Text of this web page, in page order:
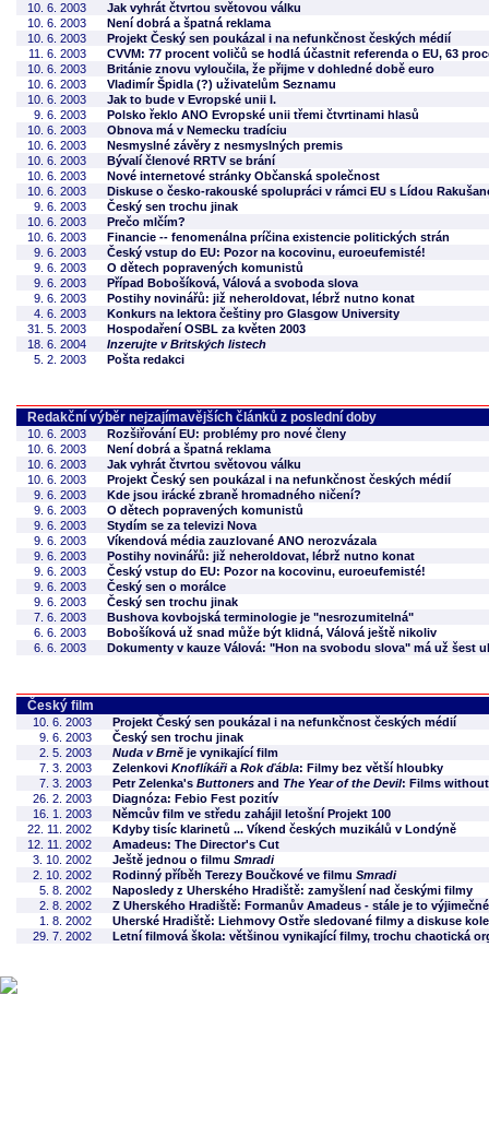
10. 6. 2003
Jak vyhrát čtvrtou světovou válku
10. 6. 2003
Není dobrá a špatná reklama
10. 6. 2003
Projekt Český sen poukázal i na nefunkčnost českých médií
11. 6. 2003
CVVM: 77 procent voličů se hodlá účastnit referenda o EU, 63
10. 6. 2003
Británie znovu vyloučila, že přijme v dohledné době euro
10. 6. 2003
Vladimír Špidla (?) uživatelům Seznamu
10. 6. 2003
Jak to bude v Evropské unii I.
9. 6. 2003
Polsko řeklo ANO Evropské unii třemi čtvrtinami hlasů
10. 6. 2003
Obnova má v Nemecku tradíciu
10. 6. 2003
Nesmyslné závěry z nesmyslných premis
10. 6. 2003
Bývalí členové RRTV se brání
10. 6. 2003
Nové internetové stránky Občanská společnost
10. 6. 2003
Diskuse o česko-rakouské spolupráci v rámci EU s Lídou
9. 6. 2003
Český sen trochu jinak
10. 6. 2003
Prečo mlčím?
10. 6. 2003
Financie -- fenomenálna príčina existencie politických strán
9. 6. 2003
Český vstup do EU: Pozor na kocovinu, euroeufemisté!
9. 6. 2003
O dětech popravených komunistů
9. 6. 2003
Případ Bobošíková, Válová a svoboda slova
9. 6. 2003
Postihy novinářů: již neheroldovat, lébrž nutno konat
4. 6. 2003
Konkurs na lektora češtiny pro Glasgow University
31. 5. 2003
Hospodaření OSBL za květen 2003
18. 6. 2004
Inzerujte v Britských listech
5. 2. 2003
Pošta redakci
Redakční výběr nejzajímavějších článků z poslední doby
10. 6. 2003
Rozšiřování EU: problémy pro nové členy
10. 6. 2003
Není dobrá a špatná reklama
10. 6. 2003
Jak vyhrát čtvrtou světovou válku
10. 6. 2003
Projekt Český sen poukázal i na nefunkčnost českých médií
9. 6. 2003
Kde jsou irácké zbraně hromadného ničení?
9. 6. 2003
O dětech popravených komunistů
9. 6. 2003
Stydím se za televizi Nova
9. 6. 2003
Víkendová média zauzlované ANO nerozvázala
9. 6. 2003
Postihy novinářů: již neheroldovat, lébrž nutno konat
9. 6. 2003
Český vstup do EU: Pozor na kocovinu, euroeufemisté!
9. 6. 2003
Český sen o morálce
9. 6. 2003
Český sen trochu jinak
7. 6. 2003
Bushova kovbojská terminologie je "nesrozumitelná"
6. 6. 2003
Bobošíková už snad může být klidná, Válová ještě nikoliv
6. 6. 2003
Dokumenty v kauze Válová: "Hon na svobodu slova" má už šest
Český film
10. 6. 2003
Projekt Český sen poukázal i na nefunkčnost českých médií
9. 6. 2003
Český sen trochu jinak
2. 5. 2003
Nuda v Brně je vynikající film
7. 3. 2003
Zelenkovi Knoflíkářia Rok ďábla: Filmy bez větší hloubky
7. 3. 2003
Petr Zelenka's Buttoners and The Year of the Devil: Films
26. 2. 2003
Diagnóza: Febio Fest pozitív
16. 1. 2003
Němcův film ve středu zahájil letošní Projekt 100
22. 11. 2002
Kdyby tisíc klarinetů ... Víkend českých muzikálů v Londýně
12. 11. 2002
Amadeus: The Director's Cut
3. 10. 2002
Ještě jednou o filmu Smradi
2. 10. 2002
Rodinný příběh Terezy Boučkové ve filmu Smradi
5. 8. 2002
Naposledy z Uherského Hradiště: zamyšlení nad českými filmy
2. 8. 2002
Z Uherského Hradiště: Formanův Amadeus - stále je to
1. 8. 2002
Uherské Hradiště: Liehmovy Ostře sledované filmy a diskuse
29. 7. 2002
Letní filmová škola: většinou vynikající filmy, trochu chaotická